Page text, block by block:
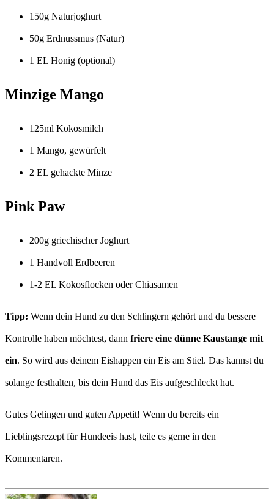
150g Naturjoghurt
50g Erdnussmus (Natur)
1 EL Honig (optional)
Minzige Mango
125ml Kokosmilch
1 Mango, gewürfelt
2 EL gehackte Minze
Pink Paw
200g griechischer Joghurt
1 Handvoll Erdbeeren
1-2 EL Kokosflocken oder Chiasamen
Tipp: Wenn dein Hund zu den Schlingern gehört und du bessere
Kontrolle haben möchtest, dann friere eine dünne Kaustange mit
ein. So wird aus deinem Eishappen ein Eis am Stiel. Das kannst du
solange festhalten, bis dein Hund das Eis aufgeschleckt hat.
Gutes Gelingen und guten Appetit! Wenn du bereits ein
Lieblingsrezept für Hundeeis hast, teile es gerne in den
Kommentaren.